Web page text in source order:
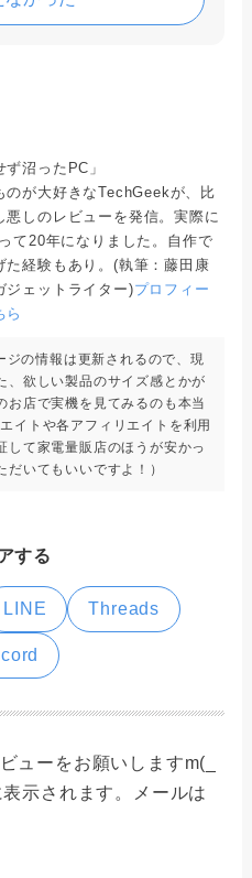
ず沼ったPC」
のが大好きなTechGeekが、比
悪しのレビューを発信。実際に
て20年になりました。自作で
た経験もあり。(執筆：藤田康
ジェットライター)プロフィー
ら
の情報は更新されるので、現
、欲しい製品のサイズ感とかが
お店で実機を見てみるのも本当
トや各アフィリエイトを利用
して家電量販店のほうが安かっ
いてもいいですよ！）
する
LINE Threads
ューをお願いしますm(_
示されます。メールは